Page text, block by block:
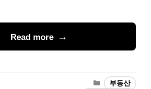
Read more
Categories
부동산